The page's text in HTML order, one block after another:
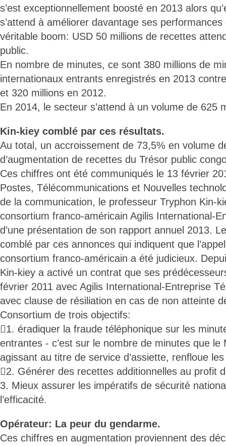
s’est exceptionnellement boosté en 2013 alors
s’attend à améliorer davantage ses
véritable boom: USD 50 millions de recettes
public.
En nombre de minutes, ce sont 380 millions de
internationaux entrants enregistrés en 2013
et 320 millions en 2012.
En 2014, le secteur s’attend à un volume de 625
Kin-kiey comblé par ces résultats.
Au total, un accroissement de 73,5% en volume
d’augmentation de recettes du Trésor public
Ces chiffres ont été communiqués le 13 février
Postes, Télécommunications et Nouvelles
de la communication, le professeur Tryphon Kin-
consortium franco-américain Agilis International-
d’une présentation de son rapport annuel 2013.
comblé par ces annonces qui indiquent que
consortium franco-américain a été judicieux.
Kin-kiey a activé un contrat que ses
février 2011 avec Agilis International-Entreprise
avec clause de résiliation en cas de non atteinte
Consortium de trois objectifs:
1. éradiquer la fraude téléphonique sur les
entrantes - c’est sur le nombre de minutes que le
agissant au titre de service d’assiette, renfloue
2. Générer des recettes additionnelles au profit
3. Mieux assurer les impératifs de sécurité
l’efficacité.
Opérateur: La peur du gendarme.
Ces chiffres en augmentation proviennent des